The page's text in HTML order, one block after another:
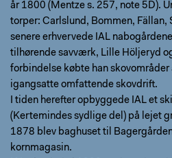
år 1800 (Mentze s. 257, note 5D).
torper: Carlslund, Bommen, Fällan,
senere erhvervede IAL
tilhørende savværk, Lille Höljeryd
forbindelse købte han skovområder
igangsatte omfattende skovdrift.
I tiden herefter opbyggede IAL et
(Kertemindes sydlige del) på lejet
1878 blev baghuset til
kornmagasin.